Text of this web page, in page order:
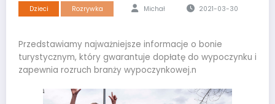
Dzieci Rozrywka Michał 2021-03-30
Przedstawiamy najważniejsze informacje o bonie
turystycznym, który gwarantuje dopłatę do wypoczynku i
zapewnia rozruch branży wypoczynkowej.n